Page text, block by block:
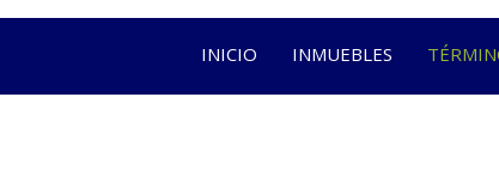
INICIO INMUEBLES